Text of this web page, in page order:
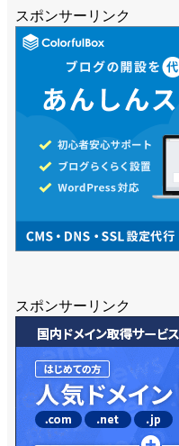
スポンサーリンク
スポンサーリンク